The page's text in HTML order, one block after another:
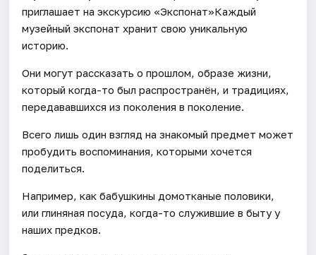
приглашает на экскурсию «Экспонат»Каждый
музейный экспонат хранит свою уникальную
историю.
Они могут рассказать о прошлом, образе жизни,
который когда-то был распространён, и традициях,
передававшихся из поколения в поколение.
Всего лишь один взгляд на знакомый предмет может
пробудить воспоминания, которыми хочется
поделиться.
Например, как бабушкины домотканые половики,
или глиняная посуда, когда-то служившие в быту у
наших предков.